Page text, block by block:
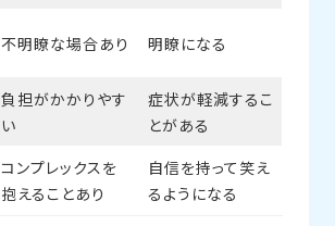
不明瞭な場合あり 明瞭になる
負担がかかりやす
い
症状が軽減するこ
とがある
コンプレックスを
抱えることあり
自信を持って笑え
るようになる